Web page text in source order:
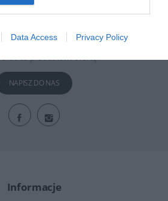
Data Access Privacy Policy
dobry. Powiedz nam czego potrzebujesz,
przedstawi ofertę.
NAPISZ DO NAS
Informacje